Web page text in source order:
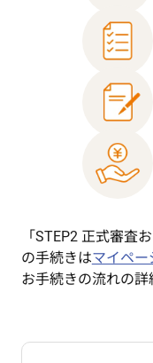
「STEP2 正式審査
の手続きはマイペー
お手続きの流れの詳